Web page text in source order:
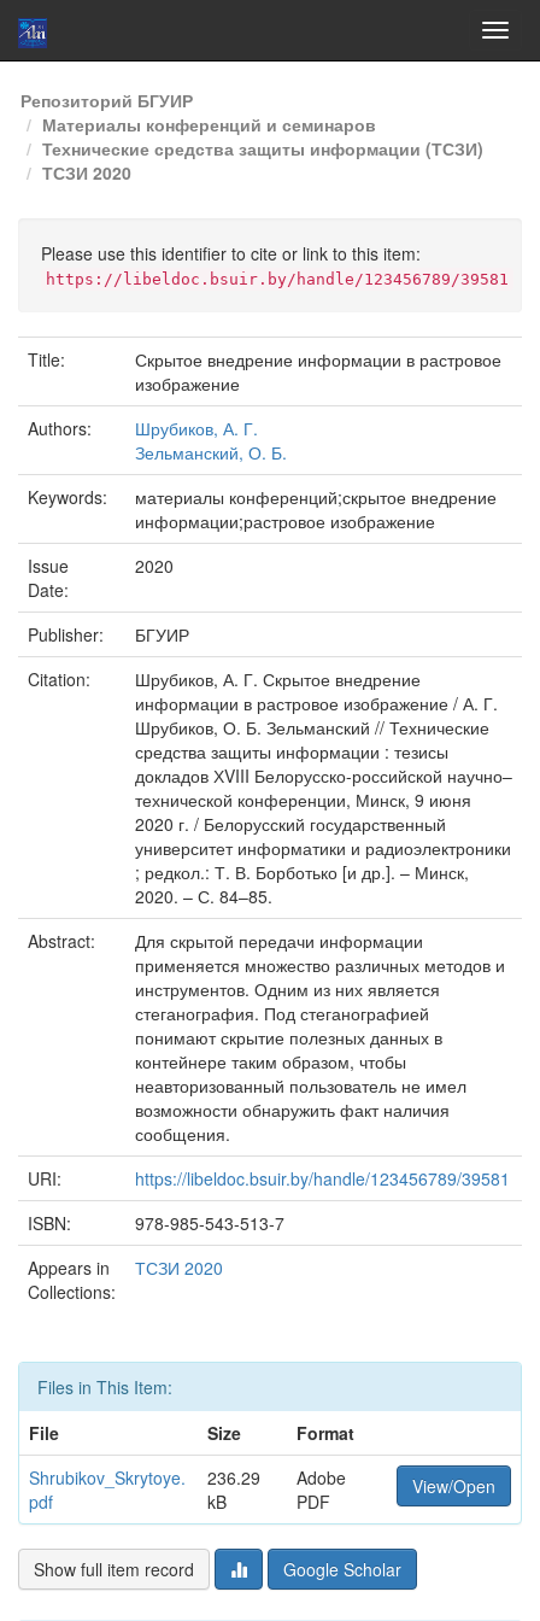
Skip
navigation
Репозиторий БГУИР
Материалы конференций и семинаров
Технические средства защиты информации (ТСЗИ)
ТСЗИ 2020
Please use this identifier to cite or link to this item:
https://libeldoc.bsuir.by/handle/123456789/39581
Title:
Скрытое внедрение информации в растровое
изображение
Authors:
Шрубиков, А. Г.
Зельманский, О. Б.
Keywords:
материалы конференций;скрытое внедрение
информации;растровое изображение
Issue
Date:
2020
Publisher:
БГУИР
Citation:
Шрубиков, А. Г. Скрытое внедрение
информации в растровое изображение / А. Г.
Шрубиков, О. Б. Зельманский // Технические
средства защиты информации : тезисы
докладов ХVIII Белорусско-российской научно–
технической конференции, Минск, 9 июня
2020 г. / Белорусский государственный
университет информатики и радиоэлектроники
; редкол.: Т. В. Борботько [и др.]. – Минск,
2020. – С. 84–85.
Abstract:
Для скрытой передачи информации
применяется множество различных методов и
инструментов. Одним из них является
стеганография. Под стеганографией
понимают скрытие полезных данных в
контейнере таким образом, чтобы
неавторизованный пользователь не имел
возможности обнаружить факт наличия
сообщения.
URI:
https://libeldoc.bsuir.by/handle/123456789/39581
ISBN:
978-985-543-513-7
Appears in
Collections:
ТСЗИ 2020
Files in This Item:
File
Size
Format
Shrubikov_Skrytoye.
pdf
236.29
kB
Adobe
PDF
View/Open
Show full item record Google Scholar